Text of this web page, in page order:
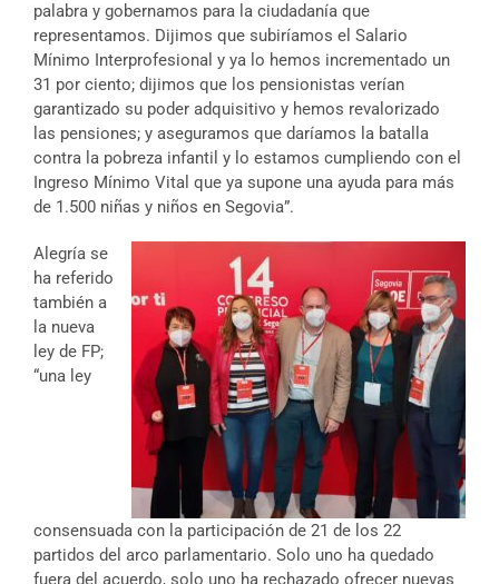
palabra y gobernamos para la ciudadanía que
representamos. Dijimos que subiríamos el Salario
Mínimo Interprofesional y ya lo hemos incrementado un
31 por ciento; dijimos que los pensionistas verían
garantizado su poder adquisitivo y hemos revalorizado
las pensiones; y aseguramos que daríamos la batalla
contra la pobreza infantil y lo estamos cumpliendo con el
Ingreso Mínimo Vital que ya supone una ayuda para más
de 1.500 niñas y niños en Segovia”.
Alegría se
ha referido
también a
la nueva
ley de FP;
“una ley
consensuada con la participación de 21 de los 22
partidos del arco parlamentario. Solo uno ha quedado